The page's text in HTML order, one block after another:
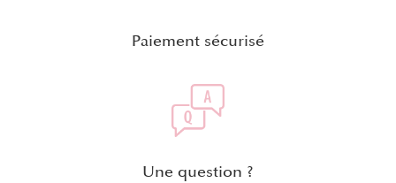
Paiement sécurisé
Une question ?